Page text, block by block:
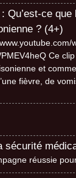
Qu’est-ce que
? (4+)
Ce
et
fièvre, de
sécurité
réussie